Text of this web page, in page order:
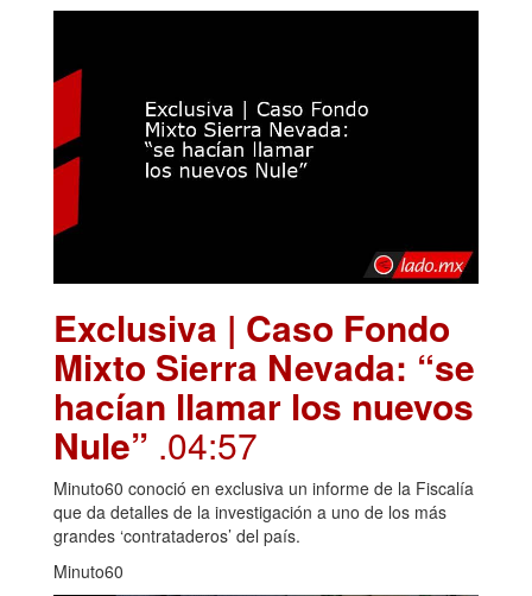
Exclusiva | Caso Fondo
Mixto Sierra Nevada: “se
hacían llamar los nuevos
Nule” .04:57
Minuto60 conoció en exclusiva un informe de la Fiscalía
que da detalles de la investigación a uno de los más
grandes ‘contrataderos’ del país.
Minuto60